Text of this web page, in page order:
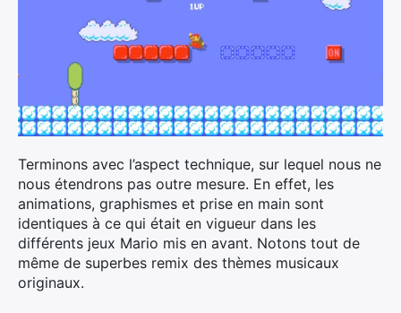
Terminons avec l’aspect technique, sur lequel nous ne
nous étendrons pas outre mesure. En effet, les
animations, graphismes et prise en main sont
identiques à ce qui était en vigueur dans les
différents jeux Mario mis en avant. Notons tout de
même de superbes remix des thèmes musicaux
originaux.Rechercher